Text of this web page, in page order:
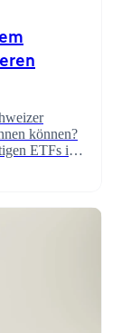
können?
ETFs ist